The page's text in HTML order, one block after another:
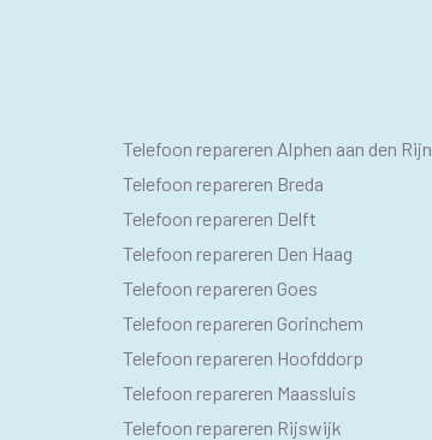
SEO
PAGINA'S
Telefoon repareren Alphen aan den Rijn
Telefoon repareren Breda
Telefoon repareren Delft
Telefoon repareren Den Haag
Telefoon repareren Goes
Telefoon repareren Gorinchem
Telefoon repareren Hoofddorp
Telefoon repareren Maassluis
Telefoon repareren Rijswijk